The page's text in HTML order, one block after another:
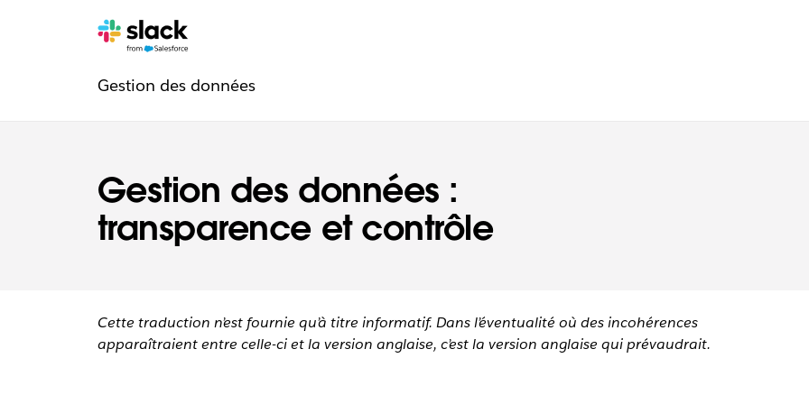
Gestion des données :
transparence et contrôle
Pages
Gestion des donnéessupplémentaires
Cette traduction n’est fournie qu’à titre informatif. Dans l’éventualité où des incohérences
apparaîtraient entre celle-ci et la version anglaise, c’est la version anglaise qui prévaudrait.